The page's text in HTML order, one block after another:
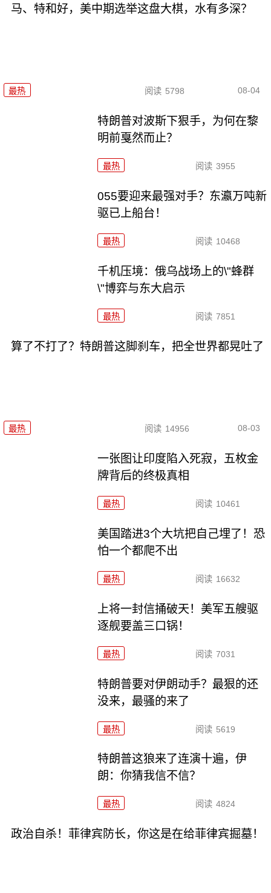
马、特和好，美中期选举这盘大棋，水有多深？
最热 阅读 5798 08-04
特朗普对波斯下狠手，为何在黎
明前戛然而止？
最热 阅读 3955
055要迎来最强对手？东瀛万吨新
驱已上船台！
最热 阅读 10468
千机压境：俄乌战场上的\"蜂群
\"博弈与东大启示
最热 阅读 7851
算了不打了？特朗普这脚刹车，把全世界都晃吐了
最热 阅读 14956 08-03
一张图让印度陷入死寂，五枚金
牌背后的终极真相
最热 阅读 10461
美国踏进3个大坑把自己埋了！恐
怕一个都爬不出
最热 阅读 16632
上将一封信捅破天！美军五艘驱
逐舰要盖三口锅！
最热 阅读 7031
特朗普要对伊朗动手？最狠的还
没来，最骚的来了
最热 阅读 5619
特朗普这狼来了连演十遍，伊
朗：你猜我信不信？
最热 阅读 4824
政治自杀！菲律宾防长，你这是在给菲律宾掘墓！